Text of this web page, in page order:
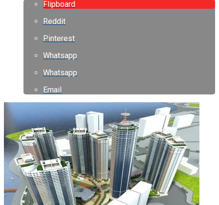
Flipboard
Reddit
Pinterest
Whatsapp
Whatsapp
Email